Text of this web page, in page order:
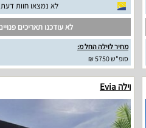
לא נמצאו חוות דעת
לא עודכנו תאריכים
מחיר לוילה החל מ:
סופ"ש 5750 ₪
וילה Evia